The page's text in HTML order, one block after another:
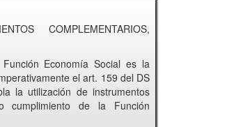
COMPLEMENTARIOS,
Economía Social es la
el art. 159 del DS
la utilización de instrumentos
cumplimiento de la Función